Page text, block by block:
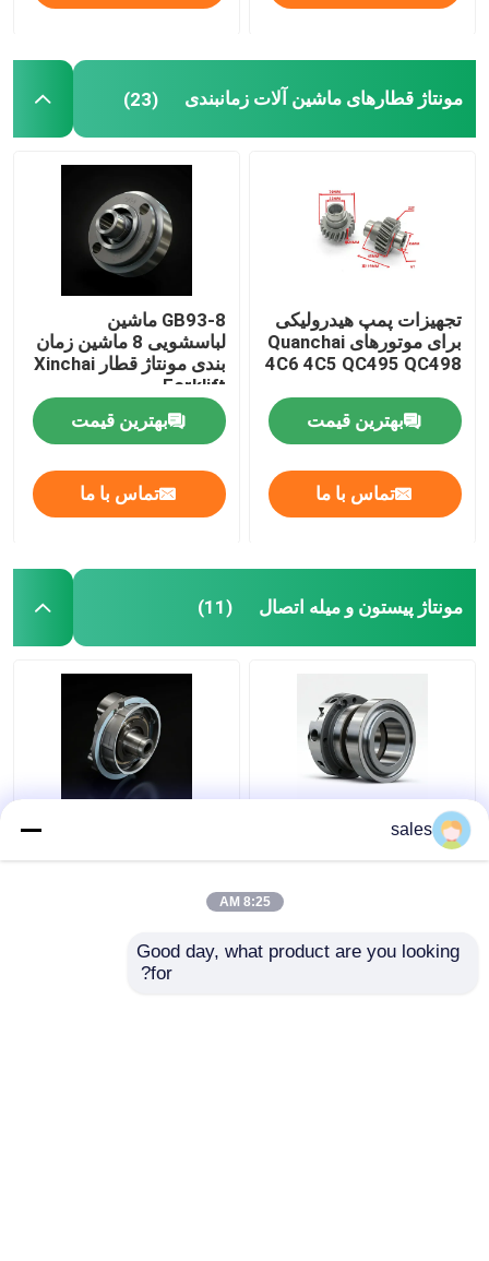
مونتاژ قطارهای ماشین آلات زمانبندی (23)
تجهیزات پمپ هیدرولیکی
برای موتورهای Quanchai
4C6 4C5 QC495 QC498
بهترین قیمت
تماس با ما
GB93-8 ماشین
لباسشویی 8 ماشین زمان
بندی مونتاژ قطار Xinchai
Forklift
بهترین قیمت
تماس با ما
مونتاژ پیستون و میله اتصال (11)
فشرده سازی دوم برای
sales
8:25 AM
Good day, what product are you looking
for?